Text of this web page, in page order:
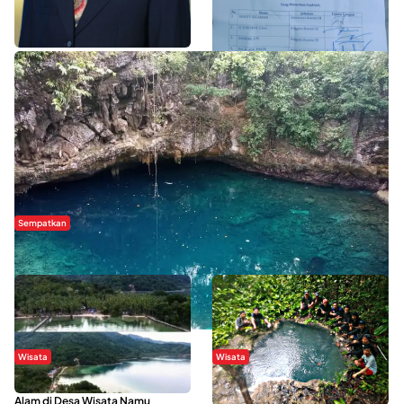
WISATA SULTRA >>
Sempatkan
Danau Rebi-Rebi, Pesona Alam Tersembunyi di Morowali
Wisata
Menikmati Suasana Keindahan
Alam di Desa Wisata Namu
Wisata
Sering Menjadi Tempat Refreshing
Mahasiswa KKN, Yuk Kunjungi